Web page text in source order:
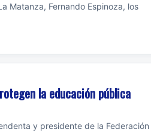
Matanza, Fernando Espinoza, los
la educación pública
y presidente de la Federación